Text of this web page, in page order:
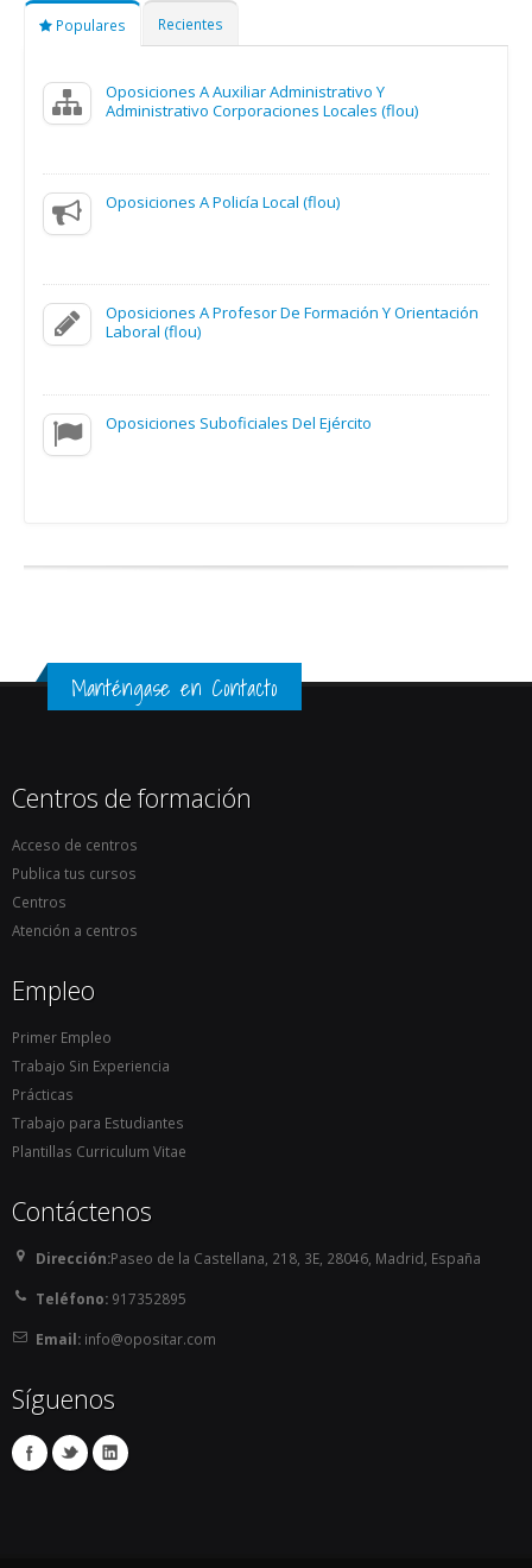
Populares Recientes
Oposiciones A Auxiliar Administrativo Y
Administrativo Corporaciones Locales (flou)
Oposiciones A Policía Local (flou)
Oposiciones A Profesor De Formación Y Orientación
Laboral (flou)
Oposiciones Suboficiales Del Ejército
Manténgase en Contacto
Centros de formación
Acceso de centros
Publica tus cursos
Centros
Atención a centros
Empleo
Primer Empleo
Trabajo Sin Experiencia
Prácticas
Trabajo para Estudiantes
Plantillas Curriculum Vitae
Contáctenos
Dirección:Paseo de la Castellana, 218, 3E, 28046, Madrid, España
Teléfono: 917352895
Email:info@opositar.com
Síguenos